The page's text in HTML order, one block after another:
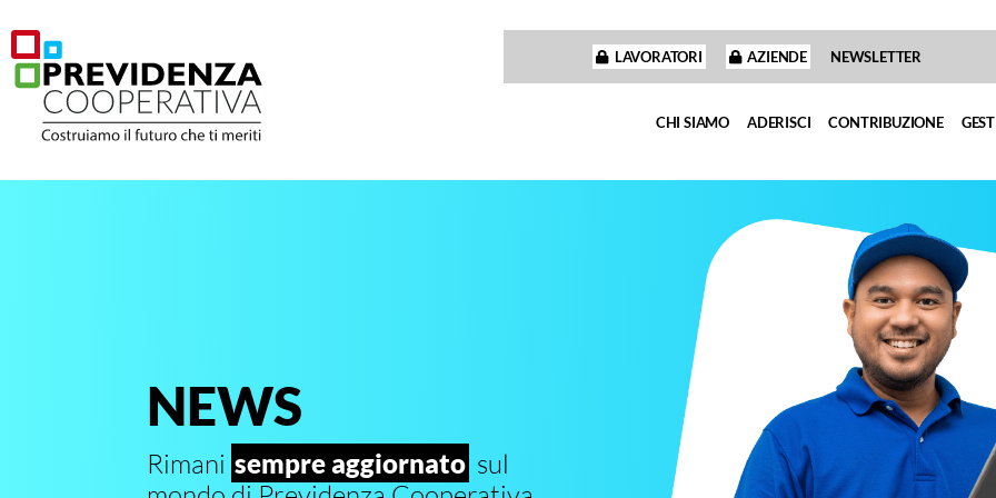
LAVORATORI AZIENDE NEWSLETTER
CHI SIAMO ADERISCI CONTRIBUZIONE
NEWS
Rimani sempre aggiornato sul